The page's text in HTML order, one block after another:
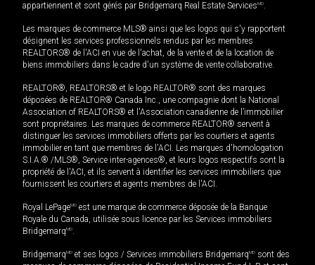
appartiennent et sont gérés par Bridgemarq Real Estate ServicesMD.
Les marques de commerce MLS® ainsi que les logos qui s'y rapportent
désignent les services professionnels rendus par les membres
REALTORS® de l'ACI en vue de l'achat, de la vente et de la location de
biens immobiliers dans le cadre d'un système de vente collaborative.
REALTOR®, REALTORS® et le logo REALTOR® sont des marques
déposées de REALTOR® Canada Inc., une compagnie dont la National
Association of REALTORS® et l'Association canadienne de l’immobilier
sont propriétaires. Les marques de commerce REALTOR® servent à
distinguer les services immobiliers offerts par les courtiers et agents
immobilier en tant que membres de l'ACI. Les marques d'homologation
S.I.A.® /MLS®, Service inter-agences®, et leurs logos respectifs sont la
propriété de l'ACI, et ils servent à identifier les services immobiliers que
fournissent les courtiers et agents membres de l'ACI.
Royal LePageMD est une marque de commerce déposée de la Banque
Royale du Canada, utilisée sous licence par les Services immobiliers
BridgemarqMD.
BridgemarqMD et ses logos / Services immobiliers BridgemarqMD sont des